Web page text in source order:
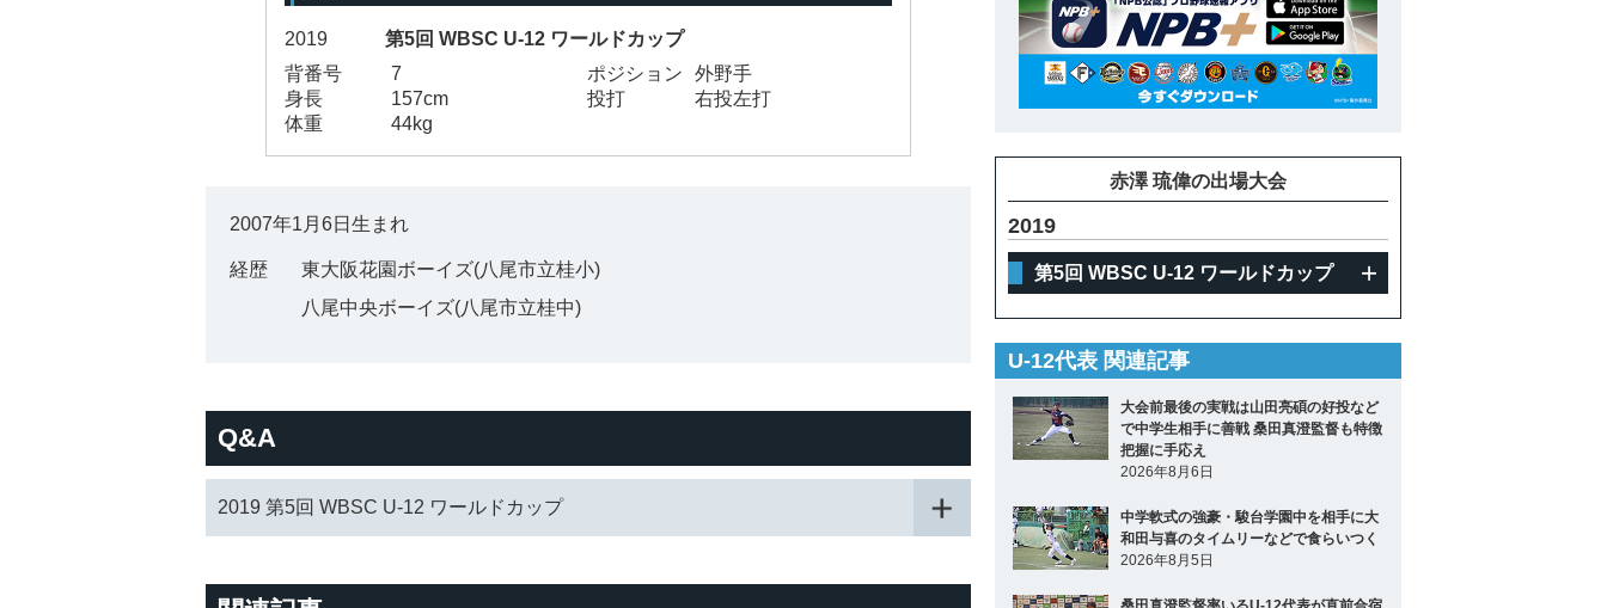
2019
第5回 WBSC U-12 ワールドカップ
背番号
7 ポジション
外野手
身長
157cm 投打
右投左打
体重
44kg
2007年1月6日生まれ
経歴
東大阪花園ボーイズ(八尾市立桂小)
八尾中央ボーイズ(八尾市立桂中)
Q&A
2019 第5回 WBSC U-12 ワールドカップ
赤澤 琉偉の出場大会
2019
第5回 WBSC U-12 ワールドカップ
U-12代表 関連記事
大会前最後の実戦は山田亮碩の好投など
で中学生相手に善戦 桑田真澄監督も特徴
把握に手応え
2026年8月6日
中学軟式の強豪・駿台学園中を相手に大
和田与喜のタイムリーなどで食らいつく
2026年8月5日